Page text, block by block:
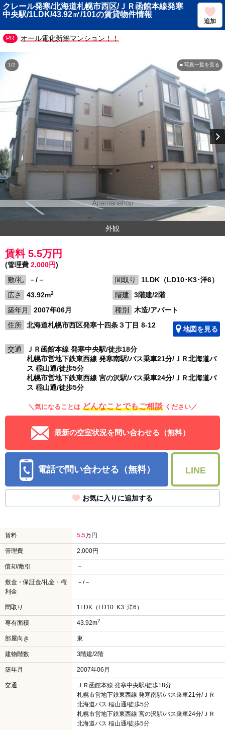
クレール発寒/北海道札幌市西区/ＪＲ函館本線発寒
中央駅/1LDK/43.92㎡/101の賃貸物件情報
追加
オール電化新築マンション！！
■ 写真一覧を見る
1/2
外観
賃料 5.5万円
(管理費 2,000円)
敷/礼
－/－ 間取り
1LDK（LD10･K3･洋6）
広さ
43.92m2 階建
3階建/2階
築年月
2007年06月 種別
木造/アパート
住所
北海道札幌市西区発寒十四条３丁目 8-12 地図を見る
交通
ＪＲ函館本線 発寒中央駅/徒歩18分
札幌市営地下鉄東西線 発寒南駅/バス乗車21分/ＪＲ北海道バ
ス 稲山通/徒歩5分
札幌市営地下鉄東西線 宮の沢駅/バス乗車24分/ＪＲ北海道バ
ス 稲山通/徒歩5分
＼気になることは どんなことでもご相談 ください／
最新の空室状況を問い合わせる（無料）
電話で問い合わせる（無料） LINE
お気に入りに追加する
賃料 5.5万円
管理費 2,000円
償却/敷引 －
敷金・保証金/礼金・権
利金
－/－
間取り 1LDK（LD10･K3･洋6）
専有面積 43.92m2
部屋向き 東
建物階数 3階建/2階
築年月 2007年06月
交通
ＪＲ函館本線 発寒中央駅/徒歩18分
札幌市営地下鉄東西線 発寒南駅/バス乗車21分/ＪＲ
北海道バス 稲山通/徒歩5分
札幌市営地下鉄東西線 宮の沢駅/バス乗車24分/ＪＲ
北海道バス 稲山通/徒歩5分